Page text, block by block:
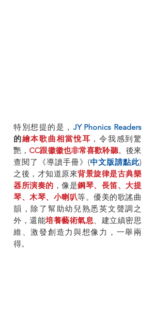
特別想提的是， JY Phonics Readers
的繪本歌曲相當悅耳 ，令我感到驚
艷，CC跟徽徽也非常喜歡聆聽。後來
查閱了《導讀手冊》(中文版請點此)
之後，才知道原來背景旋律是古典樂
器所演奏的 ，像是鋼琴、長笛、大提
琴、木琴、小喇叭等。優美的歌謠曲
韻，除了幫助幼兒熟悉英文聲調之
外，還能培養藝術氣息、建立縝密思
維、激發創造力與想像力，一舉兩
得。